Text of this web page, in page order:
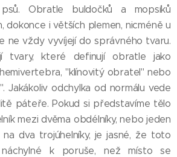
psů. Obratle buldočků a mopsíků
dokonce i větších plemen, nicméně u
ne vždy vyvíjejí do správného tvaru.
tvary, které definují obratle jako
"klínovitý obratel" nebo
Jakákoliv odchylka od normálu vede
páteře. Pokud si představíme tělo
mezi dvěma obdélníky, nebo jeden
dva trojúhelníky, je jasné, že toto
k poruše, než místo se